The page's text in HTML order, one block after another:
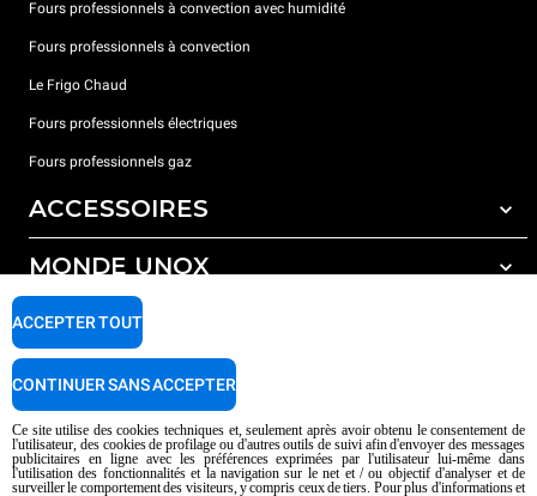
Fours professionnels à convection avec humidité
Fours professionnels à convection
Le Frigo Chaud
Fours professionnels électriques
Fours professionnels gaz
ACCESSOIRES
Tous les accessoires
Détergents pour lavage automatique
Détergents pour lavage manuel
Traitement de l'eau avec filtres à résine
Traitement de l'eau par osmose inverse
MONDE UNOX
Nos bureaux dans le monde
SUPPORT
Garantie Unox
Trouver les Revendeurs
Trouver les Centres SAV
AI Content Disclaimer
Privacy policy Cookie policy
Ce site utilise des cookies techniques et, seulement après avoir obtenu le consentement de
l'utilisateur, des cookies de profilage ou d'autres outils de suivi afin d'envoyer des messages
publicitaires en ligne avec les préférences exprimées par l'utilisateur lui-même dans
l'utilisation des fonctionnalités et la navigation sur le net et / ou objectif d'analyser et de
surveiller le comportement des visiteurs, y compris ceux de tiers. Pour plus d'informations et
ACCEPTER TOUT
CONTINUER SANS ACCEPTER